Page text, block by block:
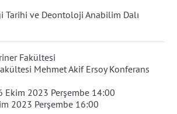
Tarihi ve Deontoloji Anabilim Dalı
Fakültesi
Mehmet Akif Ersoy Konferans
Ekim 2023 Perşembe 14:00
2023 Perşembe 16:00